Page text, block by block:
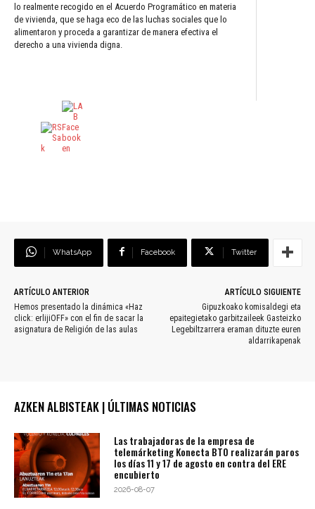
lo realmente recogido en el Acuerdo Programático en materia
de vivienda, que se haga eco de las luchas sociales que lo
alimentaron y proceda a garantizar de manera efectiva el
derecho a una vivienda digna.
WhatsApp Facebook Twitter
ARTÍCULO ANTERIOR
Hemos presentado la dinámica «Haz
click: erlijiOFF» con el fin de sacar la
asignatura de Religión de las aulas
ARTÍCULO SIGUIENTE
Gipuzkoako komisaldegi eta
epaitegietako garbitzaileek Gasteizko
Legebiltzarrera eraman dituzte euren
aldarrikapenak
AZKEN ALBISTEAK | ÚLTIMAS NOTICIAS
Las trabajadoras de la empresa de
telemárketing Konecta BTO realizarán paros
los días 11 y 17 de agosto en contra del ERE
encubierto
2026-08-07